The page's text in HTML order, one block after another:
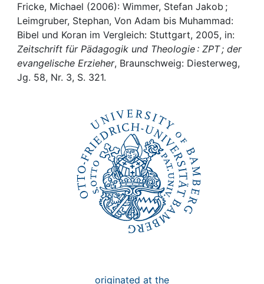
My FIS
Help
Fricke, Michael (2006): Wimmer, Stefan Jakob ;
Leimgruber, Stephan, Von Adam bis Muhammad:
Bibel und Koran im Vergleich: Stuttgart, 2005, in:
Zeitschrift für Pädagogik und Theologie : ZPT ; der
evangelische Erzieher, Braunschweig: Diesterweg,
Jg. 58, Nr. 3, S. 321.
originated at the